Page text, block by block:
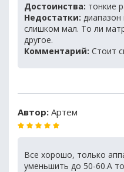
Достоинства: тонкие
Недостатки: диапазон
слишком мал. То ли
другое.
Комментарий: Стоит
Автор: Артем
Все хорошо, только
уменьшить до 50-60.А